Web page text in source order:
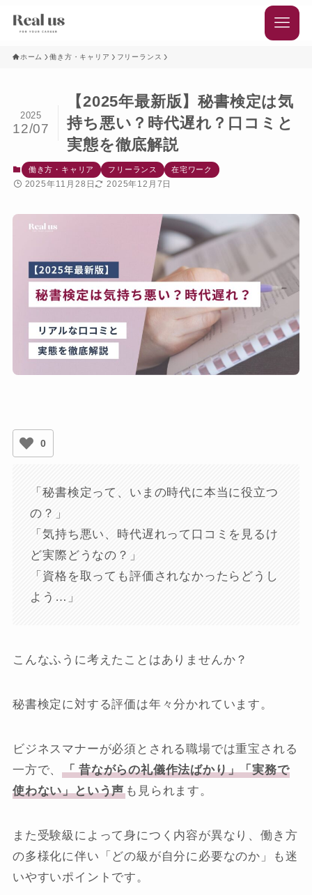
ホーム 働き方・キャリア フリーランス
【2025年最新版】秘書検定は気
持ち悪い？時代遅れ？口コミと
実態を徹底解説
2025
12/07
働き方・キャリア フリーランス 在宅ワーク
2025年11月28日 2025年12月7日
0
「秘書検定って、いまの時代に本当に役立つ
の？」
「気持ち悪い、時代遅れって口コミを見るけ
ど実際どうなの？」
「資格を取っても評価されなかったらどうし
よう…」
こんなふうに考えたことはありませんか？
秘書検定に対する評価は年々分かれています。
ビジネスマナーが必須とされる職場では重宝される
一方で、「 昔ながらの礼儀作法ばかり」「実務で
使わない」という声 も見られます。
また受験級によって身につく内容が異なり、働き方
の多様化に伴い「どの級が自分に必要なのか」も迷
いやすいポイントです。